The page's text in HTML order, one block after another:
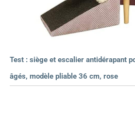
Test : siège et escalier antidérapant
âgés, modèle pliable 36 cm, rose